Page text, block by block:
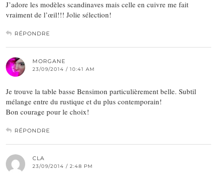
J’adore les modèles scandinaves mais celle en cuivre me fait
vraiment de l’œil!!! Jolie sélection!
RÉPONDRE
MORGANE
23/09/2014 / 10:41 AM
Je trouve la table basse Bensimon particulièrement belle. Subtil
mélange entre du rustique et du plus contemporain!
Bon courage pour le choix!
RÉPONDRE
CLA
23/09/2014 / 2:48 PM